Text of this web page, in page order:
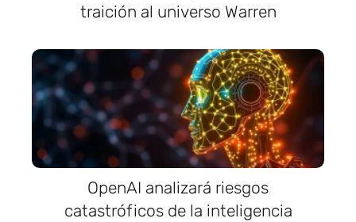
traición al universo Warren
OpenAI analizará riesgos
catastróficos de la inteligencia